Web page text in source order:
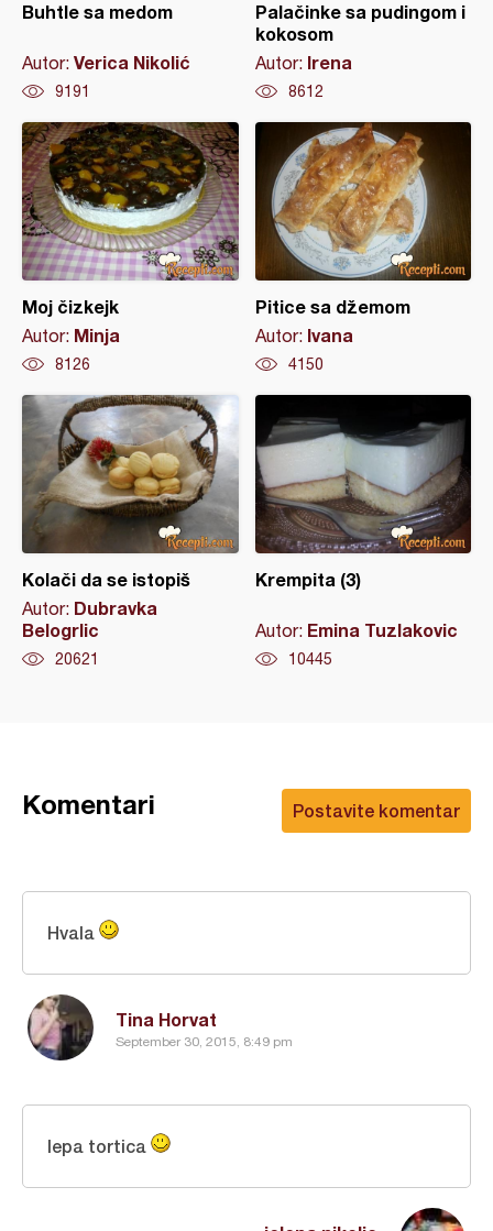
Buhtle sa medom
Autor: Verica Nikolić
9191
Palačinke sa pudingom i
kokosom
Autor: Irena
8612
Moj čizkejk
Autor: Minja
8126
Pitice sa džemom
Autor: Ivana
4150
Kolači da se istopiš
Autor: Dubravka
Belogrlic
20621
Krempita (3)
Autor: Emina Tuzlakovic
10445
Postavite komentar
Komentari
Tina Horvat
September 30, 2015, 8:49 pm
Hvala
lepa tortica